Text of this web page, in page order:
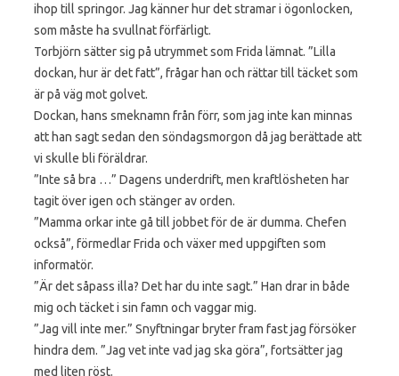
ihop till springor. Jag känner hur det stramar i ögonlocken,
som måste ha svullnat förfärligt.
Torbjörn sätter sig på utrymmet som Frida lämnat. ”Lilla
dockan, hur är det fatt”, frågar han och rättar till täcket som
är på väg mot golvet.
Dockan, hans smeknamn från förr, som jag inte kan minnas
att han sagt sedan den söndagsmorgon då jag berättade att
vi skulle bli föräldrar.
”Inte så bra …” Dagens underdrift, men kraftlösheten har
tagit över igen och stänger av orden.
”Mamma orkar inte gå till jobbet för de är dumma. Chefen
också”, förmedlar Frida och växer med uppgiften som
informatör.
”Är det såpass illa? Det har du inte sagt.” Han drar in både
mig och täcket i sin famn och vaggar mig.
”Jag vill inte mer.” Snyftningar bryter fram fast jag försöker
hindra dem. ”Jag vet inte vad jag ska göra”, fortsätter jag
med liten röst.